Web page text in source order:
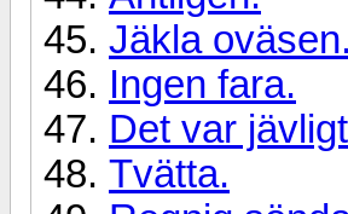
Jäkla oväsen.
Ingen fara.
Det var
Tvätta.